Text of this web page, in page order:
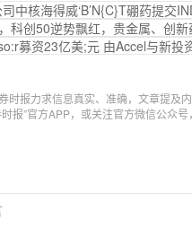
中核海得威‘B’N{C}T硼药提交
科创50逆势飘红，贵金属、创
募资23亿美;元 由Accel与新投
时报力求信息真实、准确，文章提及
时报”官方APP，或关注官方微信公众